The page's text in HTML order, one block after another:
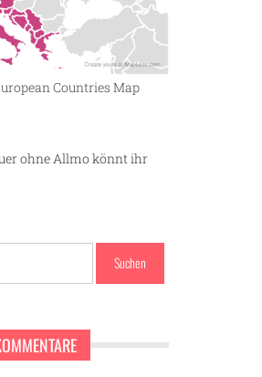
Countries Map
ohne Allmo könnt ihr